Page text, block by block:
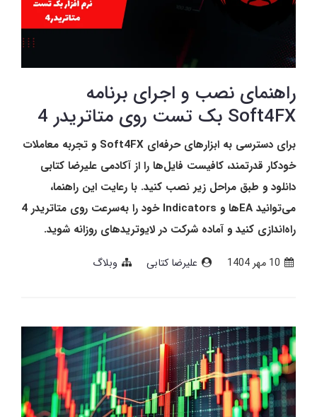
راهنمای نصب و اجرای برنامه
Soft4FX بک تست روی متاتریدر 4
برای دسترسی به ابزارهای حرفه‌ای Soft4FX و تجربه معاملات
خودکار قدرتمند، کافیست فایل‌ها را از آکادمی علیرضا کتابی
دانلود و طبق مراحل زیر نصب کنید. با رعایت این راهنما،
می‌توانید EAها و Indicators خود را به‌سرعت روی متاتریدر 4
راه‌اندازی کنید و آماده شرکت در لایوتریدهای روزانه شوید.
10 مهر 1404 علیرضا کتابی وبلاگ